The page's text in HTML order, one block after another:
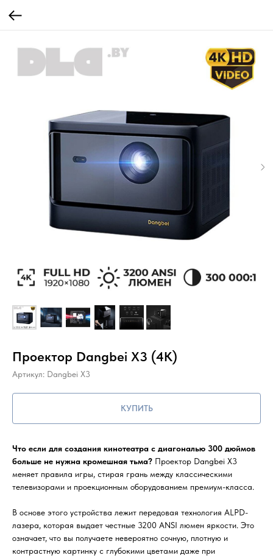
Проектор Dangbei X3 (4K)
Артикул: Dangbei X3
КУПИТЬ
Что если для создания кинотеатра с диагональю 300 дюймов
больше не нужна кромешная тьма? Проектор Dangbei X3
меняет правила игры, стирая грань между классическими
телевизорами и проекционным оборудованием премиум-класса.
В основе этого устройства лежит передовая технология ALPD-
лазера, которая выдает честные 3200 ANSI люмен яркости. Это
означает, что вы получаете невероятно сочную, плотную и
контрастную картинку с глубокими цветами даже при